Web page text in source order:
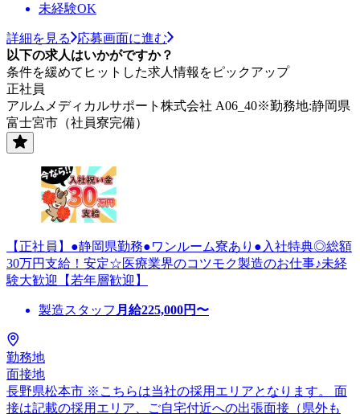
未経験OK
詳細を見る
応募画面に進む
以下の求人はいかがですか？
条件を緩めてヒットした求人情報をピックアップ
正社員
アルムメディカルサポート株式会社 A06_40※勤務地:静岡県
富士宮市（社員寮完備）
【正社員】●静岡県勤務●ワンルーム寮あり●入社特典◎総額
30万円支給！安定☆医療業界のコツモク製造のお仕事♪未経
験大歓迎【若年層歓迎】
製造スタッフ 月給225,000円〜
勤務地
面接地
長野県松本市 ※こちらは当社の採用エリアとなります。 面
接は記載の採用エリア、ご自宅付近への出張面接（県外も